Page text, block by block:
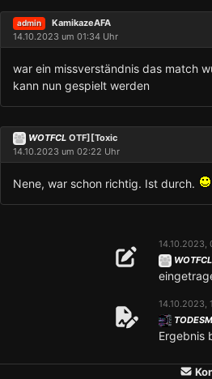
admin
KamikazeAFA
14.10.2023 um 01:34 Uhr
war ein missverständnis das match
kann nun gespielt werden
WOTFCL OTF][Toxic
14.10.2023 um 02:22 Uhr
Nene, war schon richtig. Ist durch.
14.10.2023,
WOTFCL
14.10.2023,
Ergebnis